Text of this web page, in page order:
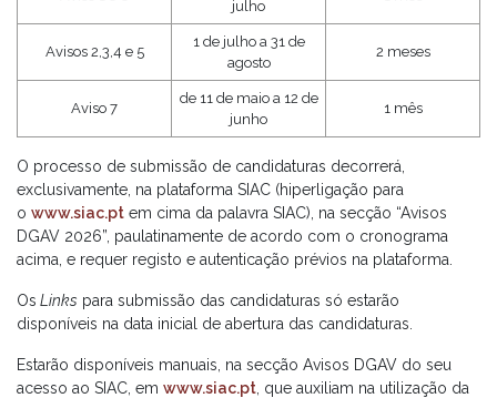
julho
Avisos 2,3,4 e 5
1 de julho a 31 de
agosto
2 meses
Aviso 7
de 11 de maio a 12 de
junho
1 mês
O processo de submissão de candidaturas decorrerá,
exclusivamente, na plataforma SIAC (hiperligação para
o www.siac.pt em cima da palavra SIAC), na secção “Avisos
DGAV 2026”, paulatinamente de acordo com o cronograma
acima, e requer registo e autenticação prévios na plataforma.
Os Links para submissão das candidaturas só estarão
disponíveis na data inicial de abertura das candidaturas.
Estarão disponíveis manuais, na secção Avisos DGAV do seu
acesso ao SIAC, em www.siac.pt , que auxiliam na utilização da